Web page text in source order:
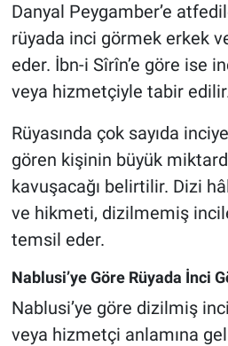
Danyal Peygamber’e
rüyada inci görmek erkek
eder. İbn-i Sîrîn’e göre ise
veya hizmetçiyle tabir
Rüyasında çok sayıda
gören kişinin büyük
kavuşacağı belirtilir. Dizi
ve hikmeti, dizilmemiş
temsil eder.
Nablusi’ye Göre Rüyada İnci
Nablusi’ye göre dizilmiş
veya hizmetçi anlamına